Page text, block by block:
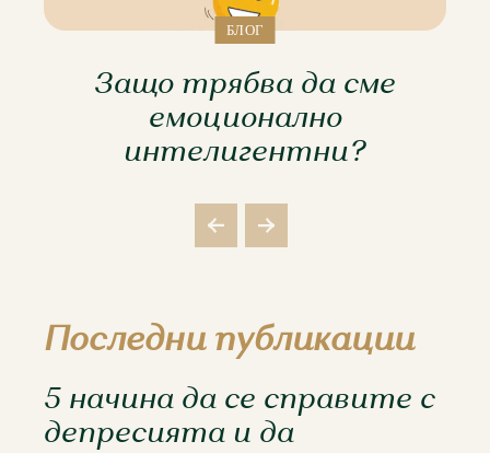
БЛОГ
Защо трябва да сме
емоционално
интелигентни?
Последни публикации
5 начина да се справите с
депресията и да